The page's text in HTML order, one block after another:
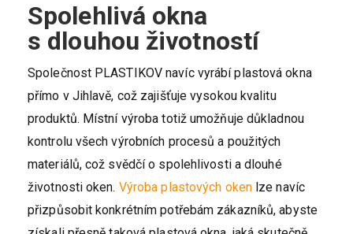
Spolehlivá okna
s dlouhou životností
Společnost PLASTIKOV navíc vyrábí plastová okna
přímo v Jihlavě, což zajišťuje vysokou kvalitu
produktů. Místní výroba totiž umožňuje důkladnou
kontrolu všech výrobních procesů a použitých
materiálů, což svědčí o spolehlivosti a dlouhé
životnosti oken. Výroba plastových okenlze navíc
přizpůsobit konkrétním potřebám zákazníků, abyste